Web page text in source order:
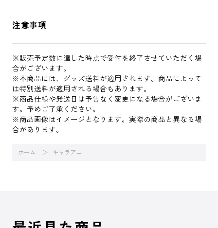
注意事項
※販売予定数に達した時点で受付を終了させていただく場
合がございます。
※本商品には、グッズ送料が適用されます。商品によって
は特別送料が適用される場合もあります。
※商品仕様や発送日は予告なく変更になる場合がございま
す。予めご了承ください。
※商品画像はイメージとなります。実際の商品と異なる場
合があります。
ホーム キャラアニ